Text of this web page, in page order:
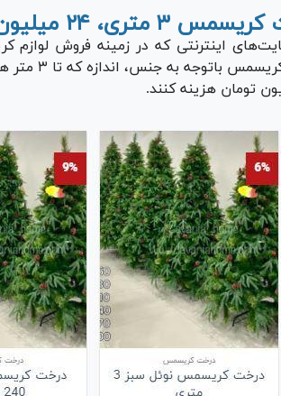
۳ متری، ۲۴ میلیون تومان
اینترنتی که در زمینه فروش لوازم